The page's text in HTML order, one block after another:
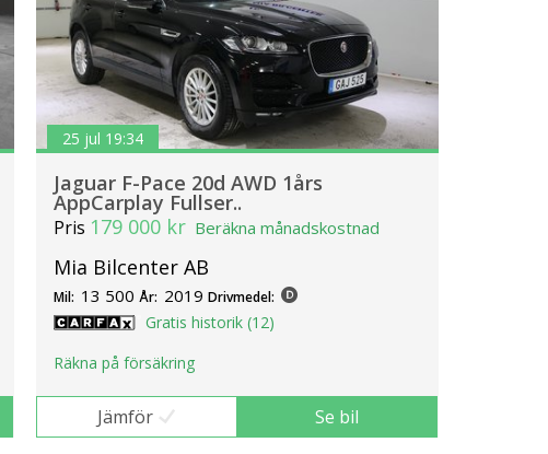
25 jul 19:34
Jaguar F-Pace 20d AWD 1års
AppCarplay Fullser..
Pris 179 000 kr Beräkna månadskostnad
Mia Bilcenter AB
Mil: 13 500 År: 2019 Drivmedel:
Gratis historik (12)
Räkna på försäkring
Jämför Se bil